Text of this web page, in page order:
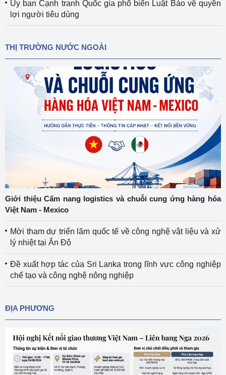
Ủy ban Cạnh tranh Quốc gia phổ biến Luật Bảo vệ quyền
lợi người tiêu dùng
THỊ TRƯỜNG NƯỚC NGOÀI
Giới thiệu Cẩm nang logistics và chuỗi cung ứng hàng hóa
Việt Nam - Mexico
Mời tham dự triển lãm quốc tế về công nghệ vật liệu và xử
lý nhiệt tại Ấn Độ
Đề xuất hợp tác của Sri Lanka trong lĩnh vực công nghiệp
chế tạo và công nghệ nông nghiệp
ĐỊA PHƯƠNG